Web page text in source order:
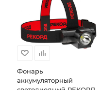
Фонарь
аккумуляторный